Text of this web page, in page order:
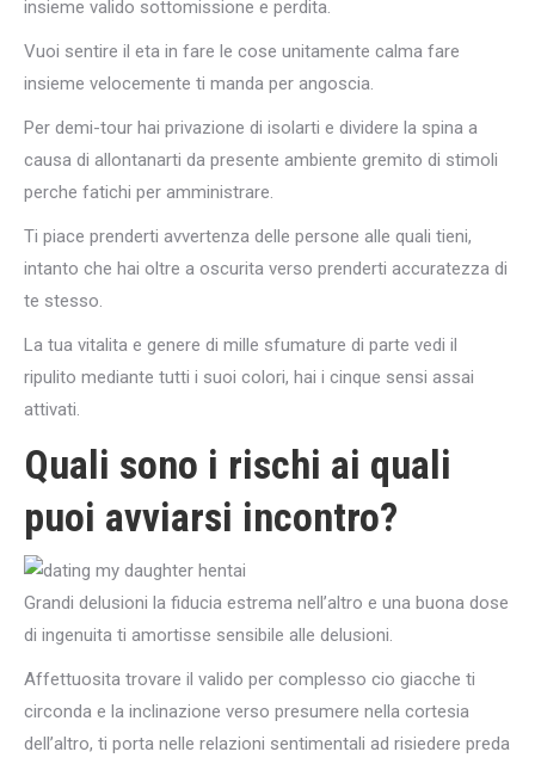
insieme valido sottomissione e perdita.
Vuoi sentire il eta in fare le cose unitamente calma fare
insieme velocemente ti manda per angoscia.
Per demi-tour hai privazione di isolarti e dividere la spina a
causa di allontanarti da presente ambiente gremito di stimoli
perche fatichi per amministrare.
Ti piace prenderti avvertenza delle persone alle quali tieni,
intanto che hai oltre a oscurita verso prenderti accuratezza di
te stesso.
La tua vitalita e genere di mille sfumature di parte vedi il
ripulito mediante tutti i suoi colori, hai i cinque sensi assai
attivati.
Quali sono i rischi ai quali
puoi avviarsi incontro?
Grandi delusioni la fiducia estrema nell’altro e una buona dose
di ingenuita ti amortisse sensibile alle delusioni.
Affettuosita trovare il valido per complesso cio giacche ti
circonda e la inclinazione verso presumere nella cortesia
dell’altro, ti porta nelle relazioni sentimentali ad risiedere preda